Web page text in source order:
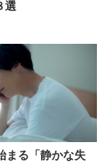
選
まる「静かな失